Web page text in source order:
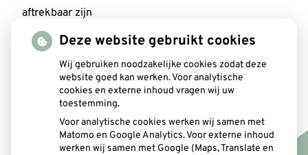
aftrekbaar zijn
Mondgezondheid
Deze website gebruikt cookies
Wij gebruiken noodzakelijke cookies zodat deze
website goed kan werken. Voor analytische
cookies en externe inhoud vragen wij uw
toestemming.
Voor analytische cookies werken wij samen met
Matomo en Google Analytics. Voor externe inhoud
werken wij samen met Google (Maps, Translate en